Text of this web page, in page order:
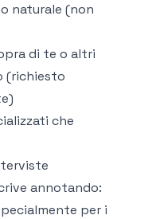
naturale (non
di te o altri
(richiesto
che
annotando:
per i